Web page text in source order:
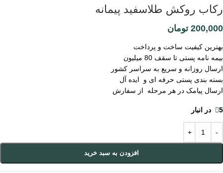
رکاب روکش طلاسفید پیمانه
200,000 تومان
بهترین کیفیت ساخت و پرداخت
بیمه نامه پستی تا سقف 80 میلیون
ارسال روزانه و سریع به سراسر کشور
بسته بندی پستی حرفه ای و ایده آل
ارسال پیامک در هر مرحله از سفارش
5 در انبار
افزودن به سبد خرید